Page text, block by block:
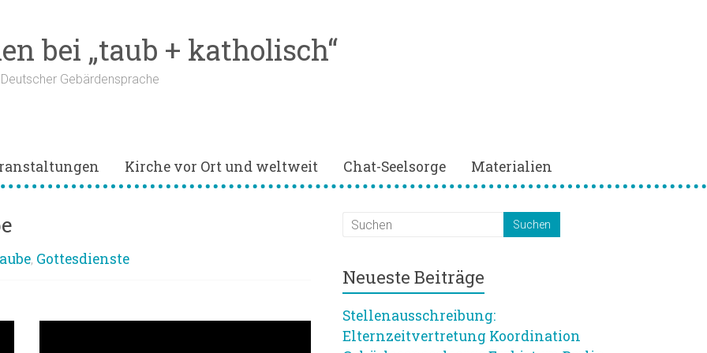
bei „taub + katholisch“
Gebärdensprache
Kirche vor Ort und weltweit Chat-Seelsorge Materialien
, Gottesdienste
Neueste Beiträge
Stellenausschreibung:
Elternzeitvertretung Koordination